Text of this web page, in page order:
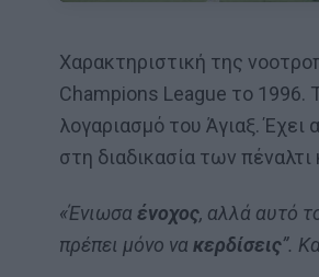
Χαρακτηριστική της
Champions League το 1996.
λογαριασμό του Άγιαξ.
στη διαδικασία των
«Ένιωσα ένοχος, αλλά αυτό
πρέπει μόνο να κερδίσεις”.